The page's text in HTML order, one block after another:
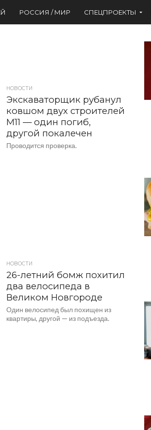
РОССИЯ / МИР СПЕЦПРОЕКТЫ
НОВОСТИ
Экскаваторщик рубанул
ковшом двух строителей
М11 — один погиб,
другой покалечен
Проводится проверка.
НОВОСТИ
26-летний бомж похитил
два велосипеда в
Великом Новгороде
Один велосипед был похищен из
квартиры, другой — из подъезда.